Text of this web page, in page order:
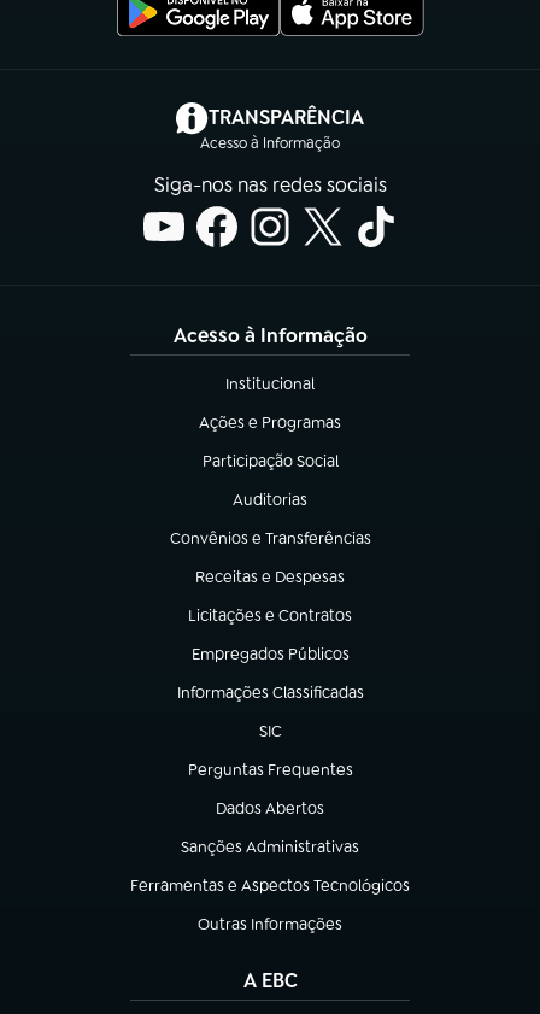
TRANSPARÊNCIA
Acesso à Informação
(abre em nova aba)
Siga-nos nas redes sociais
Acesso à Informação
Institucional
(abre em nova aba)
Ações e Programas
(abre em nova aba)
Participação Social
(abre em nova aba)
Auditorias
(abre em nova aba)
Convênios e Transferências
(abre em nova aba)
Receitas e Despesas
(abre em nova aba)
Licitações e Contratos
(abre em nova aba)
Empregados Públicos
(abre em nova aba)
Informações Classificadas
(abre em nova aba)
SIC
(abre em nova aba)
Perguntas Frequentes
(abre em nova aba)
Dados Abertos
(abre em nova aba)
Sanções Administrativas
(abre em nova aba)
Ferramentas e Aspectos Tecnológicos
(abre em nova aba)
Outras Informações
(abre em nova aba)
A EBC